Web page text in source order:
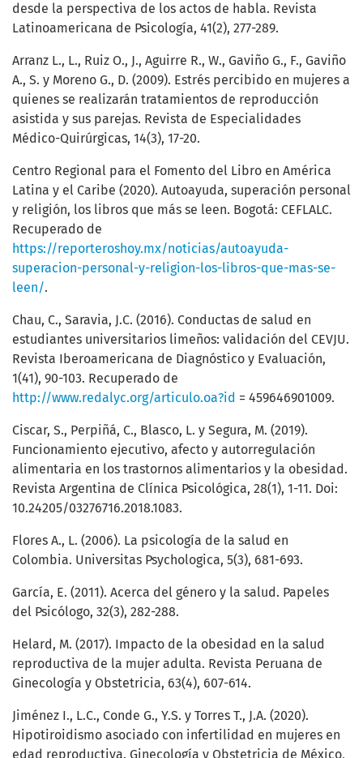
desde la perspectiva de los actos de habla. Revista
Latinoamericana de Psicología, 41(2), 277-289.
Arranz L., L., Ruiz O., J., Aguirre R., W., Gaviño G., F., Gaviño
A., S. y Moreno G., D. (2009). Estrés percibido en mujeres a
quienes se realizarán tratamientos de reproducción
asistida y sus parejas. Revista de Especialidades
Médico-Quirúrgicas, 14(3), 17-20.
Centro Regional para el Fomento del Libro en América
Latina y el Caribe (2020). Autoayuda, superación personal
y religión, los libros que más se leen. Bogotá: CEFLALC.
Recuperado de
https://reporteroshoy.mx/noticias/autoayuda-
superacion-personal-y-religion-los-libros-que-mas-se-
leen/.
Chau, C., Saravia, J.C. (2016). Conductas de salud en
estudiantes universitarios limeños: validación del CEVJU.
Revista Iberoamericana de Diagnóstico y Evaluación,
1(41), 90-103. Recuperado de
http://www.redalyc.org/articulo.oa?id = 459646901009.
Ciscar, S., Perpiñá, C., Blasco, L. y Segura, M. (2019).
Funcionamiento ejecutivo, afecto y autorregulación
alimentaria en los trastornos alimentarios y la obesidad.
Revista Argentina de Clínica Psicológica, 28(1), 1-11. Doi:
10.24205/03276716.2018.1083.
Flores A., L. (2006). La psicología de la salud en
Colombia. Universitas Psychologica, 5(3), 681-693.
García, E. (2011). Acerca del género y la salud. Papeles
del Psicólogo, 32(3), 282-288.
Helard, M. (2017). Impacto de la obesidad en la salud
reproductiva de la mujer adulta. Revista Peruana de
Ginecología y Obstetricia, 63(4), 607-614.
Jiménez I., L.C., Conde G., Y.S. y Torres T., J.A. (2020).
Hipotiroidismo asociado con infertilidad en mujeres en
edad reproductiva. Ginecología y Obstetricia de México,